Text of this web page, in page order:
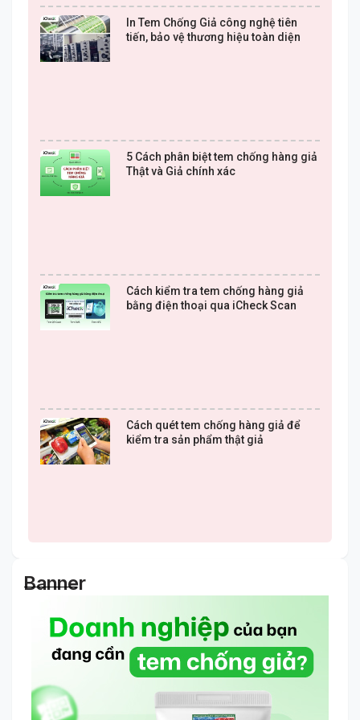
In Tem Chống Giả công nghệ tiên
tiến, bảo vệ thương hiệu toàn diện
5 Cách phân biệt tem chống hàng giả
Thật và Giả chính xác
Cách kiểm tra tem chống hàng giả
bằng điện thoại qua iCheck Scan
Cách quét tem chống hàng giả để
kiểm tra sản phẩm thật giả
Banner